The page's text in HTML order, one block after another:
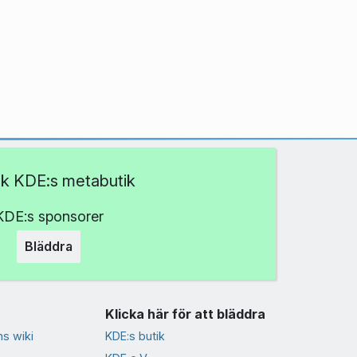
KDE:s metabutik
sponsorer
Bläddra
wiki
Klicka här för att bläddra
KDE:s butik